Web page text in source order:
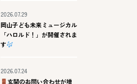
2026.07.29
岡山子ども未来ミュージカル
「ハロルド！」が開催されま
す
2026.07.24
玄関のお問い合わせが増